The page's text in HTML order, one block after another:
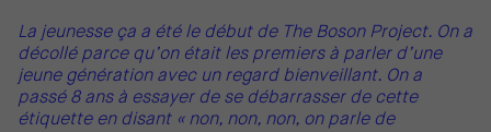
La jeunesse ça a été le début de The Boson Project. On a
décollé parce qu’on était les premiers à parler d’une
jeune génération avec un regard bienveillant. On a
passé 8 ans à essayer de se débarrasser de cette
étiquette en disant « non, non, non, on parle de